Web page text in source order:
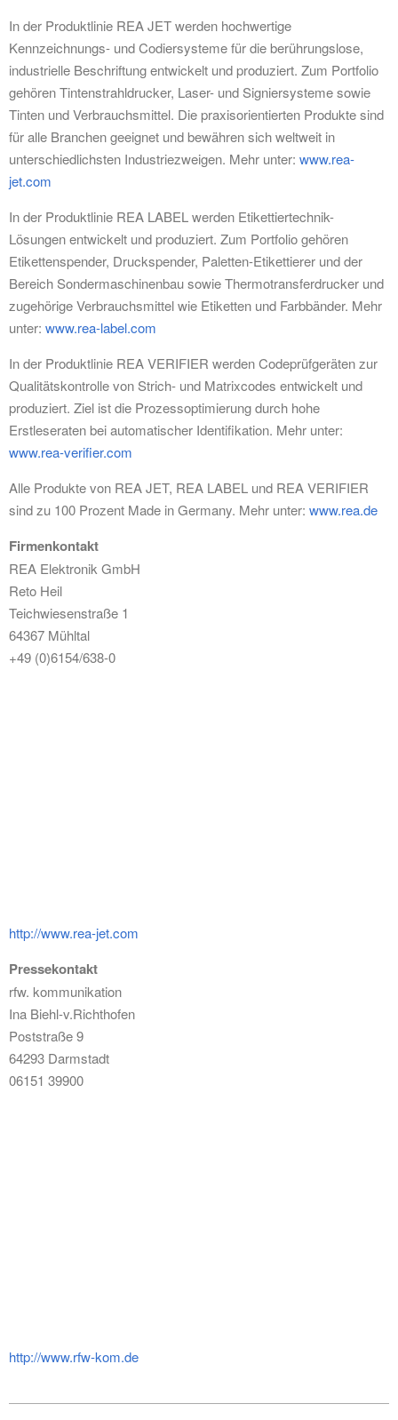
In der Produktlinie REA JET werden hochwertige
Kennzeichnungs- und Codiersysteme für die berührungslose,
industrielle Beschriftung entwickelt und produziert. Zum Portfolio
gehören Tintenstrahldrucker, Laser- und Signiersysteme sowie
Tinten und Verbrauchsmittel. Die praxisorientierten Produkte sind
für alle Branchen geeignet und bewähren sich weltweit in
unterschiedlichsten Industriezweigen. Mehr unter: www.rea-
jet.com
In der Produktlinie REA LABEL werden Etikettiertechnik-
Lösungen entwickelt und produziert. Zum Portfolio gehören
Etikettenspender, Druckspender, Paletten-Etikettierer und der
Bereich Sondermaschinenbau sowie Thermotransferdrucker und
zugehörige Verbrauchsmittel wie Etiketten und Farbbänder. Mehr
unter: www.rea-label.com
In der Produktlinie REA VERIFIER werden Codeprüfgeräten zur
Qualitätskontrolle von Strich- und Matrixcodes entwickelt und
produziert. Ziel ist die Prozessoptimierung durch hohe
Erstleseraten bei automatischer Identifikation. Mehr unter:
www.rea-verifier.com
Alle Produkte von REA JET, REA LABEL und REA VERIFIER
sind zu 100 Prozent Made in Germany. Mehr unter: www.rea.de
Firmenkontakt
REA Elektronik GmbH
Reto Heil
Teichwiesenstraße 1
64367 Mühltal
+49 (0)6154/638-0
http://www.rea-jet.com
Pressekontakt
rfw. kommunikation
Ina Biehl-v.Richthofen
Poststraße 9
64293 Darmstadt
06151 39900
http://www.rfw-kom.de